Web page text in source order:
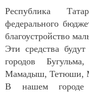
Республика
федерального
благоустройство
Эти средства
городов
Мамадыш, Тетюши,
В нашем городе